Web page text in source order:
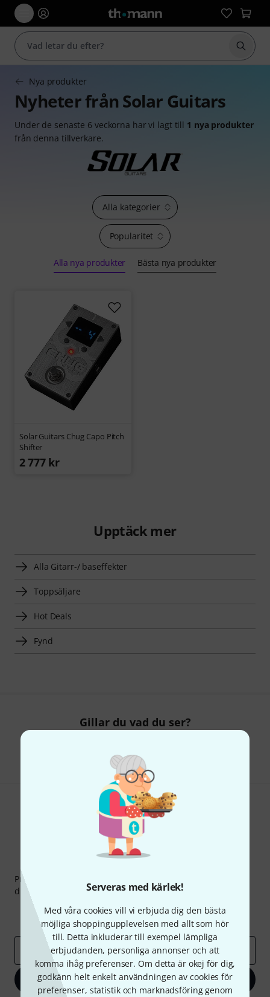
Serveras med kärlek!
Med våra cookies vill vi erbjuda dig den bästa
möjliga shoppingupplevelsen med allt som hör
till. Detta inkluderar till exempel lämpliga
erbjudanden, personliga annonser och att
komma ihåg preferenser. Om detta är okej för dig,
godkänn helt enkelt användningen av cookies för
preferenser, statistik och marknadsföring genom
Börja
Nya produkter
Nyheter från Solar Guitars
Under de senaste 6 veckorna har vi lagt till 1 nya produkter
från denna tillverkare.
Popularitet
Alla kategorier
Alla nya produkter Bästa nya produkter
Solar Guitars Chug Capo Pitch
Shifter
2 777 kr
Upptäck mer
Alla Gitarr-/ baseffekter
Toppsäljare
Hot Deals
Fynd
Gillar du vad du ser?
Prenumererar på Thomanns Nyhetsbrev på engelska och
du kan med lite tur vinna en50 kupongvärd
Inspirerande inlägg
Erbjudanden
Thomann Insikter
E-postadress*
Registrera dig nu